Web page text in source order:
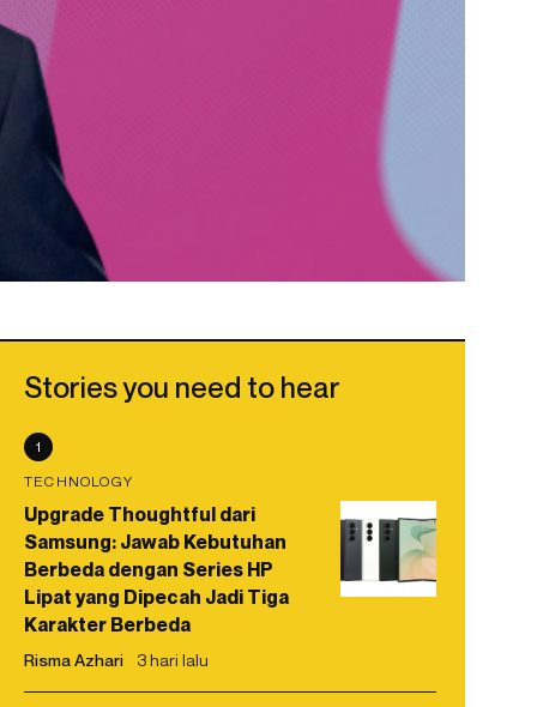
Stories you need to hear
1
TECHNOLOGY
Upgrade Thoughtful dari
Samsung: Jawab Kebutuhan
Berbeda dengan Series HP
Lipat yang Dipecah Jadi Tiga
Karakter Berbeda
Risma Azhari 3 hari lalu